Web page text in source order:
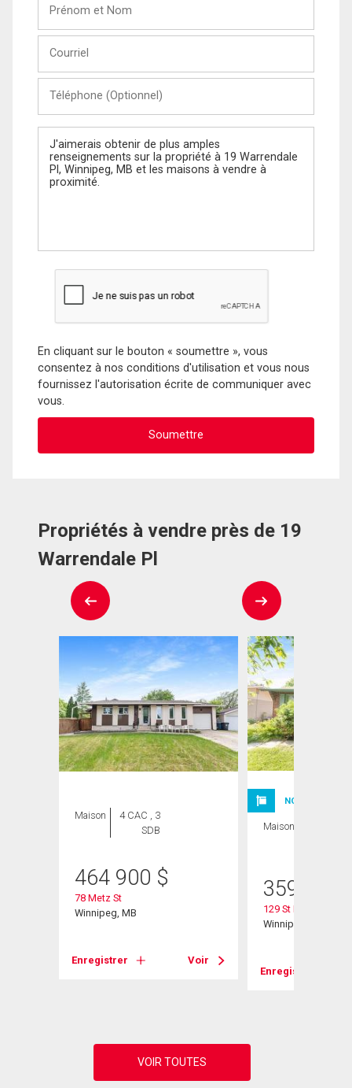
Nom
(Optionnel)
Message
En cliquant sur le bouton « soumettre », vous
consentez à nos conditions d'utilisation et vous nous
fournissez l'autorisation écrite de communiquer avec
vous.
Propriétés à vendre près de 19
Warrendale Pl
Maison
4 CAC , 3
SDB
464 900 $
78 Metz St
Winnipeg, MB
Enregistrer Voir
NOUVELLE
Maison
359 900
129 St Michael
Winnipeg, MB
Enregistrer